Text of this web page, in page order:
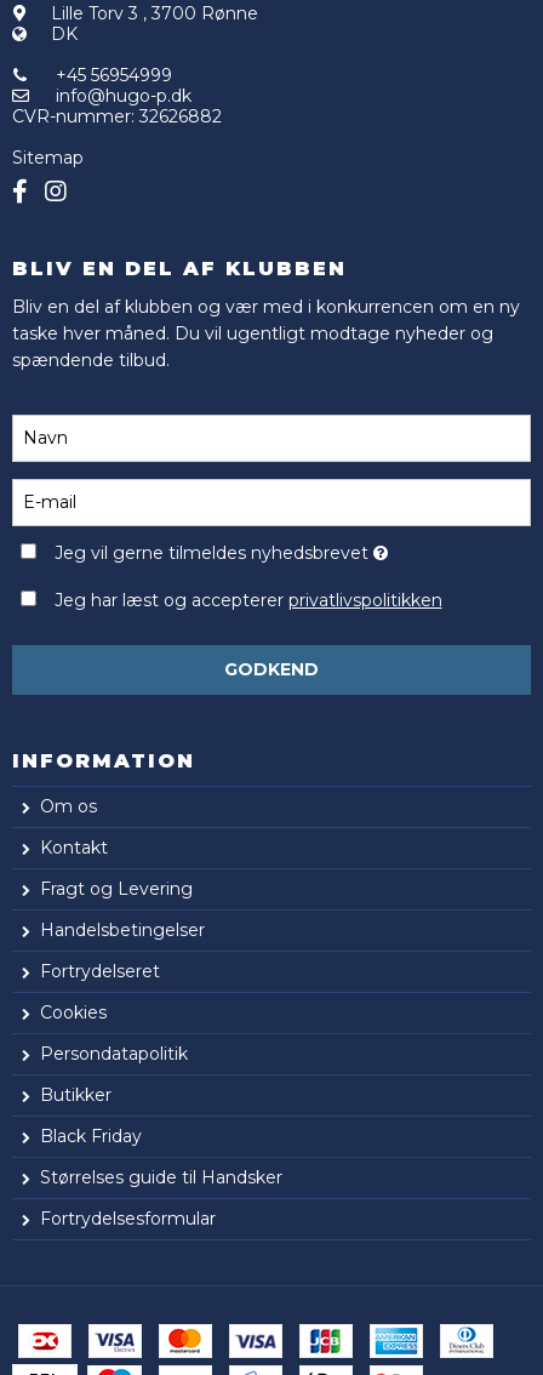
Lille Torv 3 ,3700 Rønne
DK
+45 56954999
info@hugo-p.dk
CVR-nummer: 32626882
Sitemap
BLIV EN DEL AF KLUBBEN
Bliv en del af klubben og vær med i konkurrencen om en ny
taske hver måned. Du vil ugentligt modtage nyheder og
spændende tilbud.
Jeg vil gerne tilmeldes nyhedsbrevet
Jeg har læst og accepterer privatlivspolitikken
GODKEND
INFORMATION
Om os
Kontakt
Fragt og Levering
Handelsbetingelser
Fortrydelseret
Cookies
Persondatapolitik
Butikker
Black Friday
Størrelses guide til Handsker
Fortrydelsesformular